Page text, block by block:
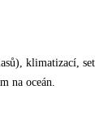
klimatizací,
na oceán.